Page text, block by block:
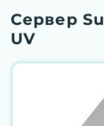
Сервер
UV